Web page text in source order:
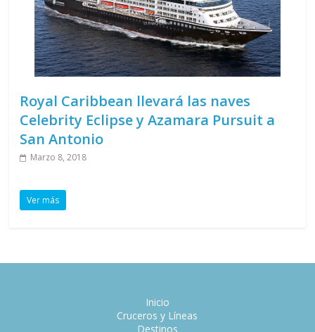
Royal Caribbean llevará las naves
Celebrity Eclipse y Azamara Pursuit a
San Antonio
Marzo 8, 2018
Ver más
Inicio
Cruceros y Líneas
Destinos